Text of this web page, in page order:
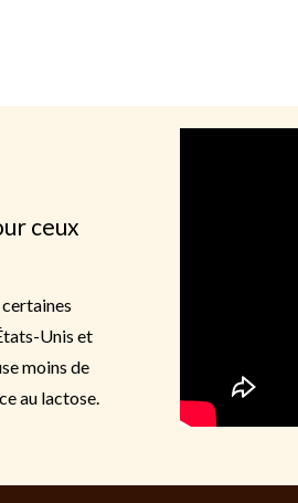
ceux
Unis et
moins de
au lactose.